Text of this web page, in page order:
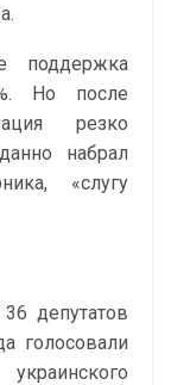
поддержка
Но после
резко
набрал
«слугу
депутатов
голосовали